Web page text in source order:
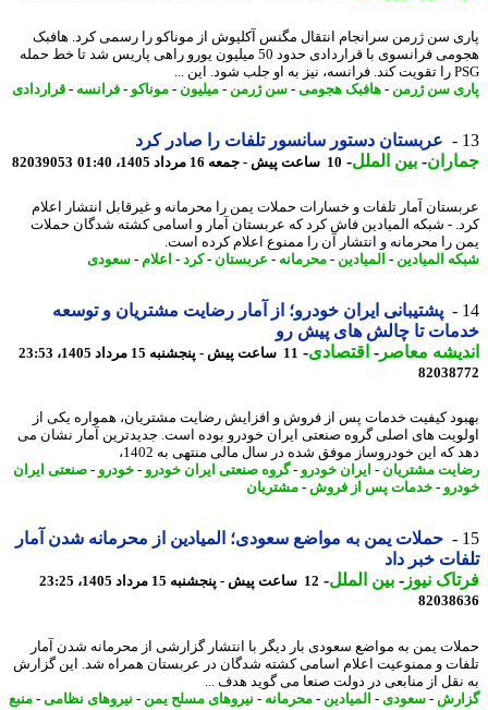
سن ژرمن سرانجام انتقال مگنس آکلیوش از موناکو را رسمی کرد. هافبک
هجومی فرانسوی با قراردادی حدود 50 میلیون یورو راهی پاریس شد تا خط حمله
سن ژرمن -هافبک هجومی-سن ژرمن -میلیون-موناکو-فرانسه -قراردادی
عربستان دستور سانسور تلفات را صادر کرد
- بین الملل-10 ساعت پیش - جمعه 16 مرداد 1405، 01:40 82039053
آمار تلفات و خسارات حملات یمن را محرمانه و غیرقابل انتشار اعلام
- شبکه المیادین فاش کرد که عربستان آمار و اسامی کشته شدگان حملات
را محرمانه و انتشار آن را ممنوع اعلام کرده است.
المیادین-المیادین-محرمانه -عربستان-کرد-اعلام -سعودی
پشتیبانی ایران خودرو؛ از آمار رضایت مشتریان و توسعه
تا چالش های پیش رو
معاصر-اقتصادی-11 ساعت پیش - پنجشنبه 15 مرداد 1405، 23:53
کیفیت خدمات پس از فروش و افزایش رضایت مشتریان، همواره یکی از
های اصلی گروه صنعتی ایران خودرو بوده است. جدیدترین آمار نشان می
که این خودروساز موفق شده در سال مالی منتهی به 1402،
مشتریان-ایران خودرو-گروه صنعتی ایران خودرو-خودرو-صنعتی ایران
-خدمات پس از فروش -مشتریان
حملات یمن به مواضع سعودی؛ المیادین از محرمانه شدن آمار
خبر داد
نیوز-بین الملل-12 ساعت پیش - پنجشنبه 15 مرداد 1405، 23:25
یمن به مواضع سعودی بار دیگر با انتشار گزارشی از محرمانه شدن آمار
و ممنوعیت اعلام اسامی کشته شدگان در عربستان همراه شد. این گزارش
از منابعی در دولت صنعا می گوید هدف ...
-سعودی-المیادین-محرمانه -نیروهای مسلح یمن -نیروهای نظامی-منبع